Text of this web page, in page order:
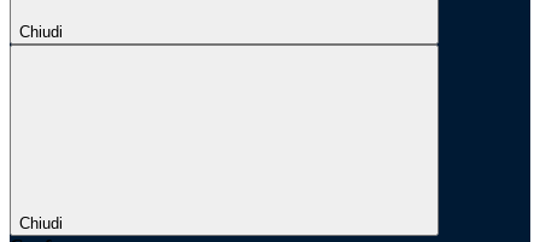
Chiudi
Chiudi